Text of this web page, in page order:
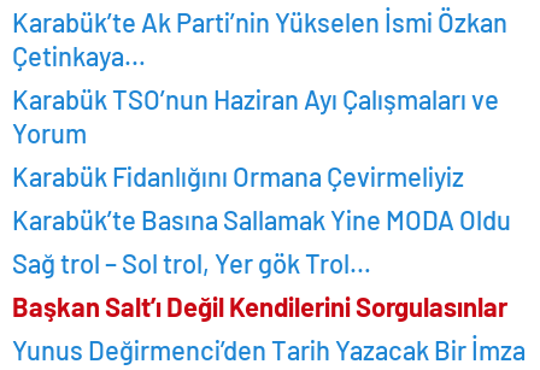
Karabük’te Ak Parti’nin Yükselen İsmi Özkan
Çetinkaya…
Karabük TSO’nun Haziran Ayı Çalışmaları ve
Yorum
Karabük Fidanlığını Ormana Çevirmeliyiz
Karabük’te Basına Sallamak Yine MODA Oldu
Sağ trol – Sol trol, Yer gök Trol…
Başkan Salt’ı Değil Kendilerini Sorgulasınlar
Yunus Değirmenci’den Tarih Yazacak Bir İmza